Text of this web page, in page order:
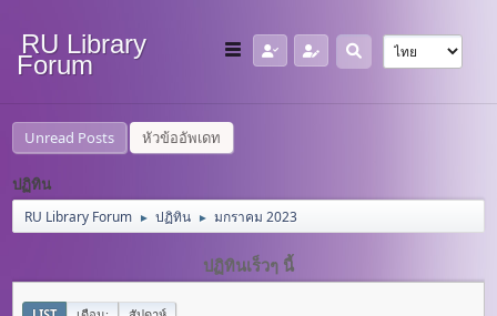
RU Library
Forum
Unread Posts หัวข้ออัพเดท
ปฏิทิน
RU Library Forum ► ปฏิทิน ► มกราคม 2023
ปฏิทินเร็วๆ นี้